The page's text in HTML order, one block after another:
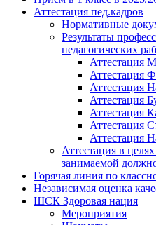
Аттестация пед.кадров
Нормативные
Результаты
педагогических
Аттестация
Аттестация
Аттестация
Аттестация
Аттестация
Аттестация
Аттестация
Аттестация в
занимаемой
Горячая линия по
Независимая оценка
ШСК Здоровая нация
Мероприятия